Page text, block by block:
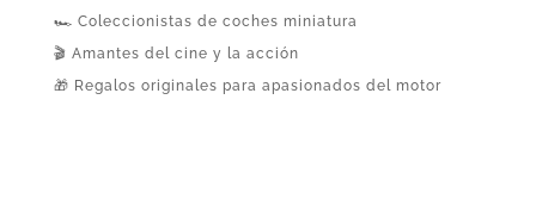
🏎️ Coleccionistas de coches miniatura
🎬 Amantes del cine y la acción
🎁 Regalos originales para apasionados del motor